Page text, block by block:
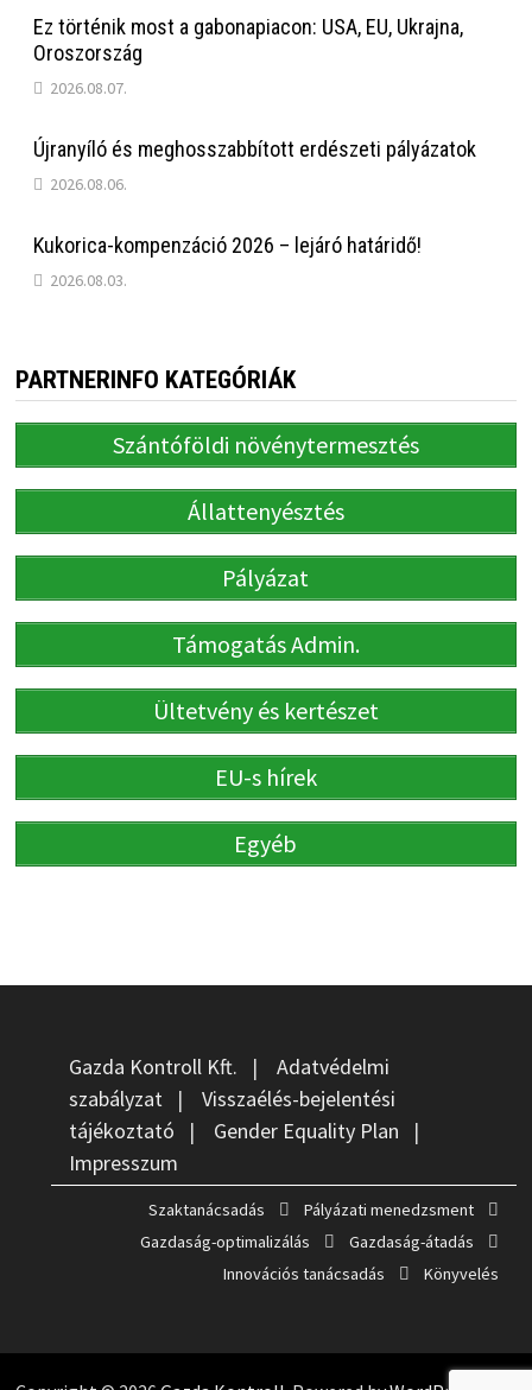
Ez történik most a gabonapiacon: USA, EU, Ukrajna,
Oroszország
2026.08.07.
Újranyíló és meghosszabbított erdészeti pályázatok
2026.08.06.
Kukorica-kompenzáció 2026 – lejáró határidő!
2026.08.03.
PARTNERINFO KATEGÓRIÁK
Szántóföldi növénytermesztés
Állattenyésztés
Pályázat
Támogatás Admin.
Ültetvény és kertészet
EU-s hírek
Egyéb
Gazda Kontroll Kft. | Adatvédelmi
szabályzat| Visszaélés-bejelentési
tájékoztató | Gender Equality Plan |
Impresszum
Szaktanácsadás
Pályázati menedzsment
Gazdaság-optimalizálás
Gazdaság-átadás
Innovációs tanácsadás
Könyvelés